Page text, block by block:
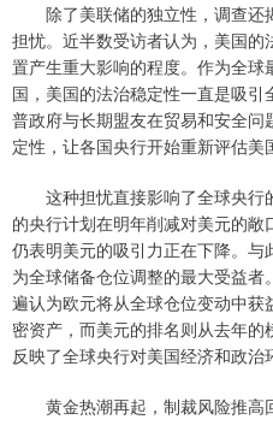
除了美联储的独立性，调查还
担忧。近半数受访者认为，美国
置产生重大影响的程度。作为全
国，美国的法治稳定性一直是吸
普政府与长期盟友在贸易和安全
定性，让各国央行开始重新评估美
这种担忧直接影响了全球央行
的央行计划在明年削减对美元的
仍表明美元的吸引力正在下降。
为全球储备仓位调整的最大受益
遍认为欧元将从全球仓位变动中
密资产，而美元的排名则从去年
反映了全球央行对美国经济和政治
黄金热潮再起，制裁风险推高